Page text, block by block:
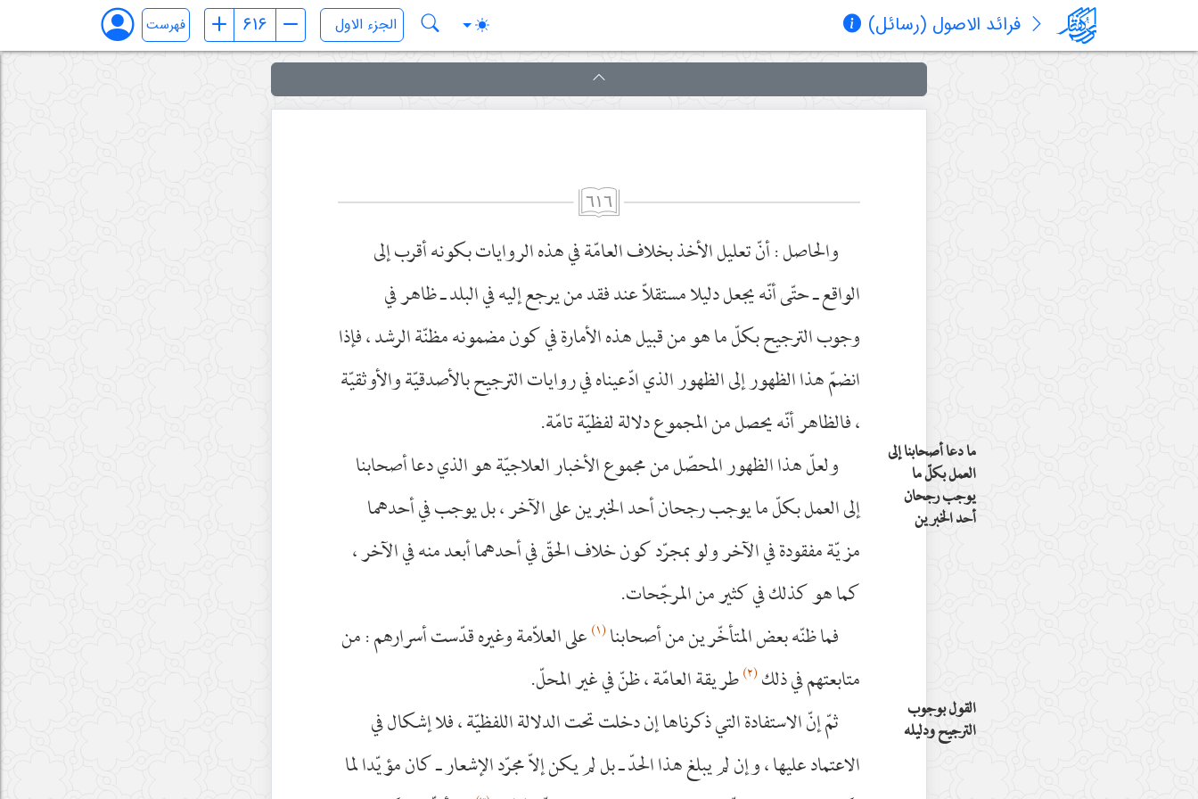
فرائد الاصول (رسائل) فهرست
٦١٦
والحاصل : أنّ تعليل الأخذ بخلاف العامّة في هذه الروايات بكونه أقرب إلى
الواقع ـ حتّى أنّه يجعل دليلا مستقلاّ عند فقد من يرجع إليه في البلد ـ ظاهر في
وجوب الترجيح بكلّ ما هو من قبيل هذه الأمارة في كون مضمونه مظنّة الرشد ، فإذا
انضمّ هذا الظهور إلى الظهور الذي ادّعيناه في روايات الترجيح بالأصدقيّة والأوثقيّة
، فالظاهر أنّه يحصل من المجموع دلالة لفظيّة تامّة.
ما دعا أصحابنا إلى
العمل بكلّ ما
يوجب رجحان
أحد الخبرين
ولعلّ هذا الظهور المحصّل من مجموع الأخبار العلاجيّة هو الذي دعا أصحابنا
إلى العمل بكلّ ما يوجب رجحان أحد الخبرين على الآخر ، بل يوجب في أحدهما
مزيّة مفقودة في الآخر ولو بمجرّد كون خلاف الحقّ في أحدهما أبعد منه في الآخر ،
كما هو كذلك في كثير من المرجّحات.
فما ظنّه بعض المتأخّرين من أصحابنا(١) على العلاّمة وغيره قدّست أسرارهم : من
متابعتهم في ذلك(٢) طريقة العامّة ، ظنّ في غير المحلّ.
القول بوجوب
الترجيح ودليله
ثمّ إنّ الاستفادة التي ذكرناها إن دخلت تحت الدلالة اللفظيّة ، فلا إشكال في
الاعتماد عليها ، وإن لم يبلغ هذا الحدّ ـ بل لم يكن إلاّ مجرّد الإشعار ـ كان مؤيّدا لما